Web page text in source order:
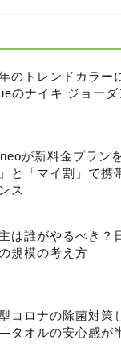
のトレンドカラー
のナイキ ジョーダ
が新料金プラン
と「マイ割」で携
ス
は誰がやるべき？
規模の考え方
コロナの除菌対策
タオルの安心感が